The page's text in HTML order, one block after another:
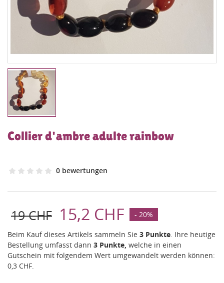
Collier d'ambre adulte rainbow
0 bewertungen
19 CHF 15,2 CHF - 20%
Beim Kauf dieses Artikels sammeln Sie 3 Punkte. Ihre heutige
Bestellung umfasst dann 3 Punkte, welche in einen
Gutschein mit folgendem Wert umgewandelt werden können:
0,3 CHF.